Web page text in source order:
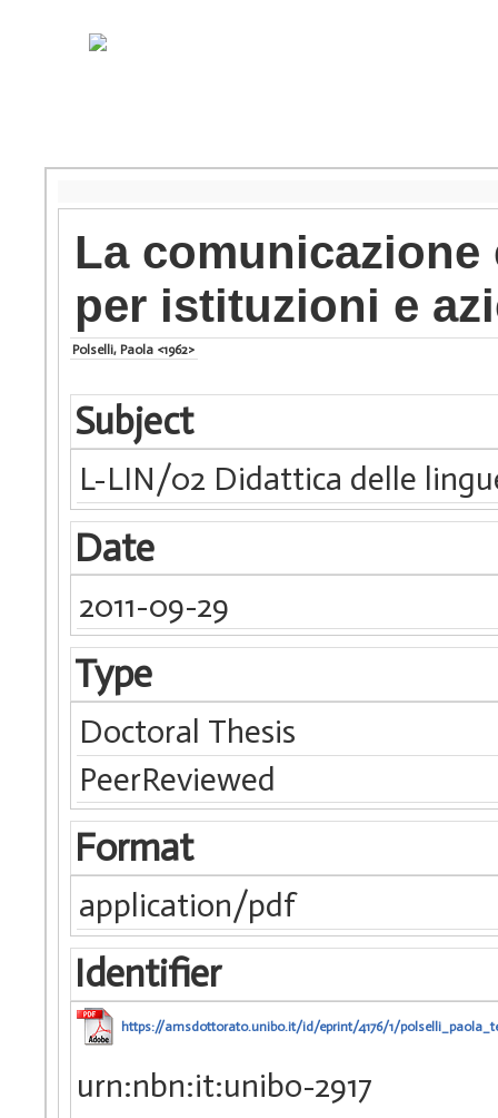
La
per istituzioni e
Polselli, Paola <1962>
Subject
L-LIN/02 Didattica delle
Date
2011-09-29
Type
Doctoral Thesis
PeerReviewed
Format
application/pdf
Identifier
https://amsdottorato.unibo.it/id/eprint/4176/1/
urn:nbn:it:unibo-2917